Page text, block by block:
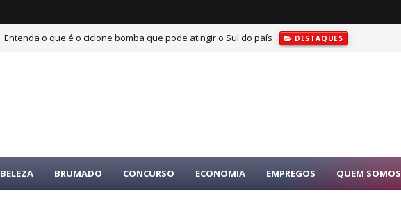
Entenda o que é o ciclone bomba que pode atingir o Sul do país DESTAQUES
BELEZA BRUMADO CONCURSO ECONOMIA EMPREGOS QUEM SOMOS